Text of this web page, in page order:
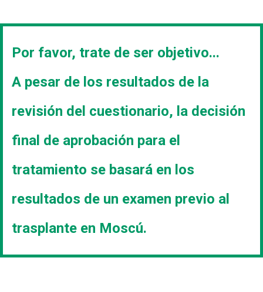
Por favor, trate de ser objetivo...
A pesar de los resultados de la
revisión del cuestionario, la decisión
final de aprobación para el
tratamiento se basará en los
resultados de un examen previo al
trasplante en Moscú.